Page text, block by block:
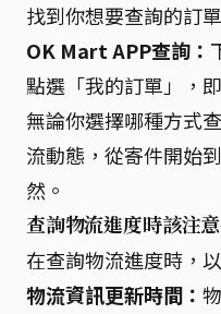
找到你想要查詢的訂
OK Mart APP查詢：
點選「我的訂單」，
無論你選擇哪種方式
流動態，從寄件開始
然。
查詢物流進度時該注
在查詢物流進度時，
物流資訊更新時間：